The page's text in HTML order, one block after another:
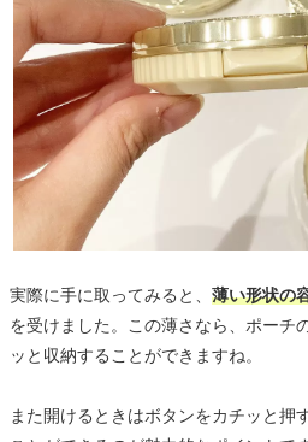
実際に手に取ってみると、 薄い形状の
を受けました。この薄さなら、ポーチ
ッと収納することができますね。
また開けるときはボタンをカチッと押